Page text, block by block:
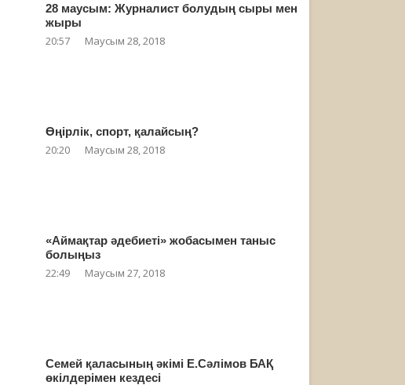
28 маусым: Журналист болудың сыры мен
жыры
20:57 Маусым 28, 2018
Өңірлік, спорт, қалайсың?
20:20 Маусым 28, 2018
«Аймақтар әдебиеті» жобасымен таныс
болыңыз
22:49 Маусым 27, 2018
Семей қаласының әкімі Е.Сәлімов БАҚ
өкілдерімен кездесі